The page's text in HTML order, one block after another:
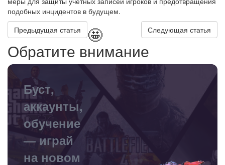
подобных инцидентов в будущем.
Предыдущая статья
Следующая статья
🤩
Обратите внимание
Буст,
аккаунты,
обучение
— играй
на новом